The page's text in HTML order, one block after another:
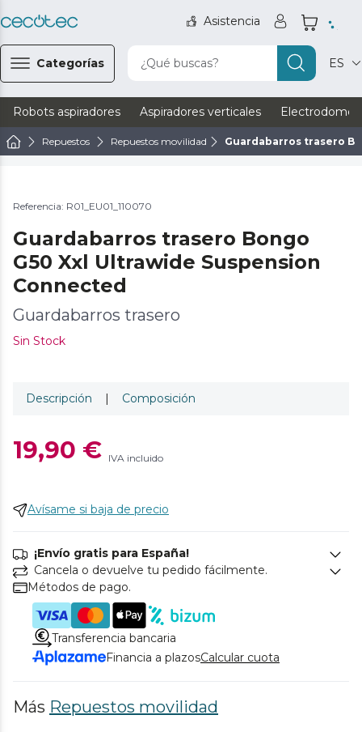
Asistencia
Categorías ¿Qué buscas? ES
Robots aspiradores Aspiradores verticales
Repuestos Repuestos movilidad Guardabarros trasero
Referencia: R01_EU01_110070
Guardabarros trasero Bongo
G50 Xxl Ultrawide Suspension
Connected
Guardabarros trasero
Sin Stock
Descripción | Composición
19,90 € IVA incluido
Avísame si baja de precio
¡Envío gratis para España!
Cancela o devuelve tu pedido fácilmente.
Métodos de pago.
Transferencia bancaria
Financia a plazosCalcular cuota
Más Repuestos movilidad